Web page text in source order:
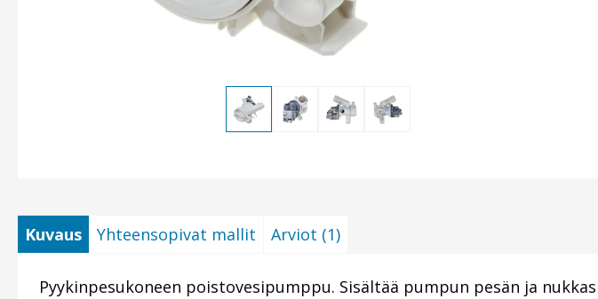
Kuvaus Yhteensopivat mallit Arviot (1)
Pyykinpesukoneen poistovesipumppu. Sisältää pumpun pesän ja